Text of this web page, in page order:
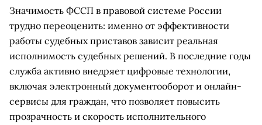
Значимость ФССП в правовой системе России
трудно переоценить: именно от эффективности
работы судебных приставов зависит реальная
исполнимость судебных решений. В последние годы
служба активно внедряет цифровые технологии,
включая электронный документооборот и онлайн-
сервисы для граждан, что позволяет повысить
прозрачность и скорость исполнительного